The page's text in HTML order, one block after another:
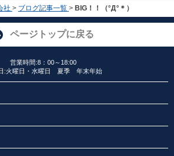
社 > ブログ記事一覧 > BIG！！（°Д°＊）
ページトップに戻る
営業時間:8：00～18:00
:火曜日・水曜日 夏季 年末年始